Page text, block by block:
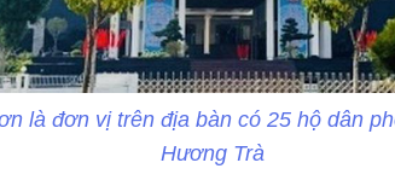
là đơn vị trên địa bàn có 25 hộ dân
Hương Trà